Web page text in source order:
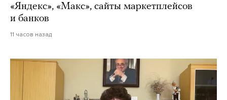
«Яндекс», «Макс», сайты маркетплейсов
и банков
11 часов назад